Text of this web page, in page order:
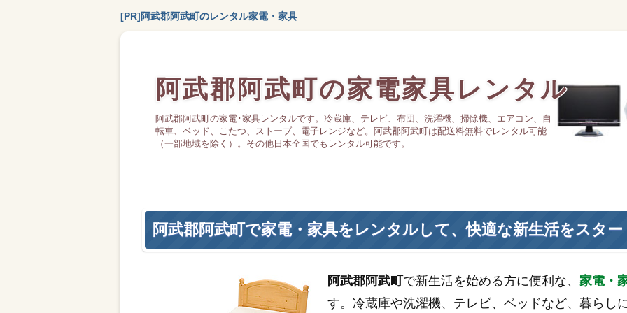
[PR]阿武郡阿武町のレンタル家電・家具
阿武郡阿武町の家電家具レンタル
阿武郡阿武町の家電･家具レンタルです。冷蔵庫、テレビ、布団、洗濯機、掃除機、エアコン、自
転車、ベッド、こたつ、ストーブ、電子レンジなど。阿武郡阿武町は配送料無料でレンタル可能
（一部地域を除く）。その他日本全国でもレンタル可能です。
阿武郡阿武町で家電・家具をレンタルして、快適な新生活をスター
阿武郡阿武町で新生活を始める方に便利な、家電・
す。冷蔵庫や洗濯機、テレビ、ベッドなど、暮らし